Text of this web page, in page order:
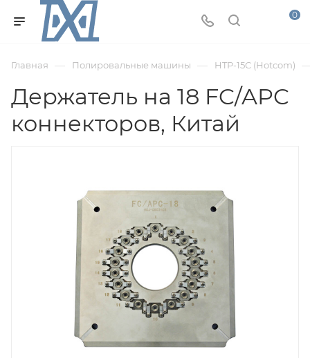
0
Главная — Полировальные машины — HTP-15C (Hotcom)
Держатель на 18 FC/APC
коннекторов, Китай